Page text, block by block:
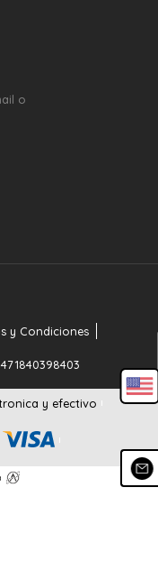
o
y Condiciones
y efectivo